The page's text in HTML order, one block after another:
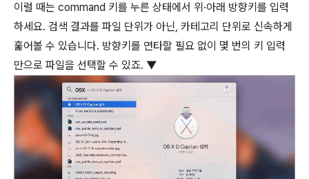
이럴 때는 command 키를 누른 상태에서 위∙아래 방향키를 입력
하세요. 검색 결과를 파일 단위가 아닌, 카테고리 단위로 신속하게
훑어볼 수 있습니다. 방향키를 연타할 필요 없이 몇 번의 키 입력
만으로 파일을 선택할 수 있죠. ▼